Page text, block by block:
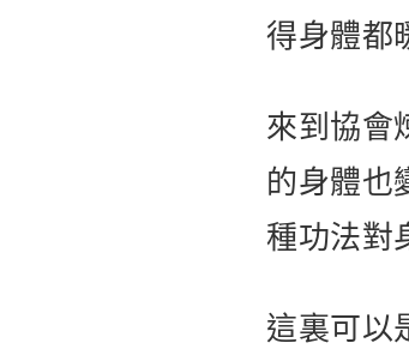
得身體都
來到協會
的身體也
種功法對
這裏可以